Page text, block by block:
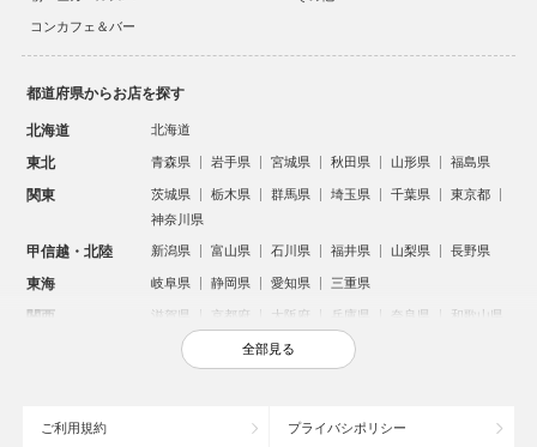
コンカフェ＆バー
都道府県からお店を探す
北海道 北海道
東北 青森県 岩手県 宮城県 秋田県 山形県 福島県
関東 茨城県 栃木県 群馬県 埼玉県 千葉県
東京都
神奈川県
甲信越・北陸 新潟県 富山県 石川県 福井県 山梨県 長野県
東海 岐阜県 静岡県 愛知県 三重県
関西 滋賀県 京都府 大阪府 兵庫県 奈良県 和歌山県
鳥取県 島根県 岡山県 広島県
沖縄県
全部見る
ご利用規約 プライバシポリシー